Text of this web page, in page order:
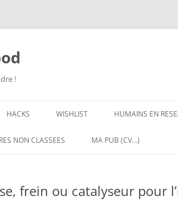
!
HACKS WISHLIST HUMAINS EN
NON CLASSEES MA PUB (CV…)
frein ou catalyseur pour